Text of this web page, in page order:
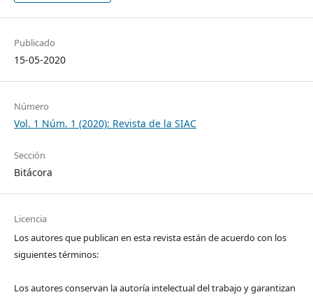
Publicado
15-05-2020
Número
Vol. 1 Núm. 1 (2020): Revista de la SIAC
Sección
Bitácora
Licencia
Los autores que publican en esta revista están de acuerdo con los
siguientes términos:
Los autores conservan la autoría intelectual del trabajo y garantizan